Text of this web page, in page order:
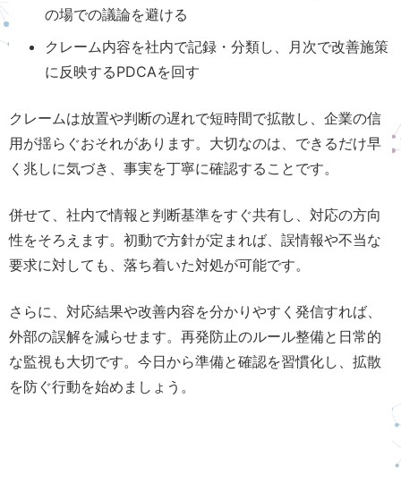
の場での議論を避ける
クレーム内容を社内で記録・分類し、月次で改善施策
に反映するPDCAを回す
クレームは放置や判断の遅れで短時間で拡散し、企業の信
用が揺らぐおそれがあります。大切なのは、できるだけ早
く兆しに気づき、事実を丁寧に確認することです。
併せて、社内で情報と判断基準をすぐ共有し、対応の方向
性をそろえます。初動で方針が定まれば、誤情報や不当な
要求に対しても、落ち着いた対処が可能です。
さらに、対応結果や改善内容を分かりやすく発信すれば、
外部の誤解を減らせます。再発防止のルール整備と日常的
な監視も大切です。今日から準備と確認を習慣化し、拡散
を防ぐ行動を始めましょう。